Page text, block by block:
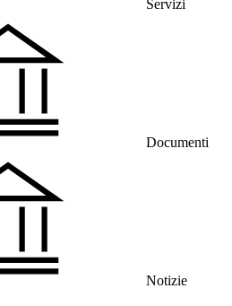
Servizi
Documenti
Notizie